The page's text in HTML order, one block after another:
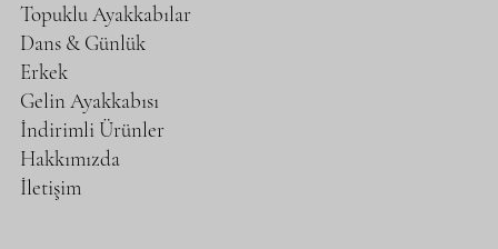
Topuklu Ayakkabılar
Dans & Günlük
Erkek
Gelin Ayakkabısı
İndirimli Ürünler
Hakkımızda
İletişim